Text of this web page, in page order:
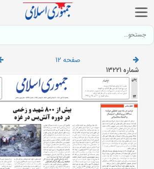
صفحه 12
شماره 13221